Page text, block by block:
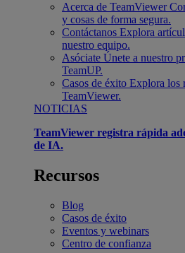
Acerca de TeamViewer
y cosas de forma segura.
Contáctanos Explora
nuestro equipo.
Asóciate Únete a nuestro
TeamUP.
Casos de éxito Explora los
TeamViewer.
NOTICIAS
TeamViewer registra rápida
de IA.
Recursos
Blog
Casos de éxito
Eventos y webinars
Centro de confianza